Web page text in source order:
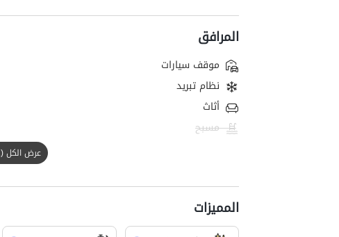
المرافق
موقف سيارات
نظام تبريد
أثاث
مسبح
عرض الكل (21 خيار)
المميزات